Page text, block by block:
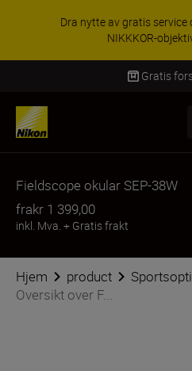
Dra nytte av gratis
NIKKKOR-
Gratis
Fieldscope okular SEP-38W
frakr 1 399,00
inkl. Mva. + Gratis frakt
Hjem product
Oversikt over F...